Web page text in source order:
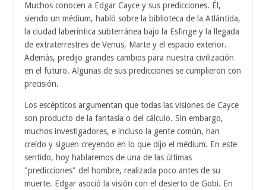
Muchos conocen a Edgar Cayce y sus predicciones. Él,
siendo un médium, habló sobre la biblioteca de la Atlántida,
la ciudad laberíntica subterránea bajo la Esfinge y la llegada
de extraterrestres de Venus, Marte y el espacio exterior.
Además, predijo grandes cambios para nuestra civilización
en el futuro. Algunas de sus predicciones se cumplieron con
precisión.
Los escépticos argumentan que todas las visiones de Cayce
son producto de la fantasía o del cálculo. Sin embargo,
muchos investigadores, e incluso la gente común, han
creído y siguen creyendo en lo que dijo el médium. En este
sentido, hoy hablaremos de una de las últimas
"predicciones" del hombre, realizada poco antes de su
muerte. Edgar asoció la visión con el desierto de Gobi. En